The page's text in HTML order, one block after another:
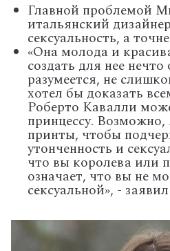
Главной проблемой
итальянский
сексуальность, а
«Она молода и
создать для нее
разумеется, не
хотел бы доказать
Роберто Кавалли
принцессу.
принты, чтобы
утонченность и
что вы королева или
означает, что вы не
сексуальной», -